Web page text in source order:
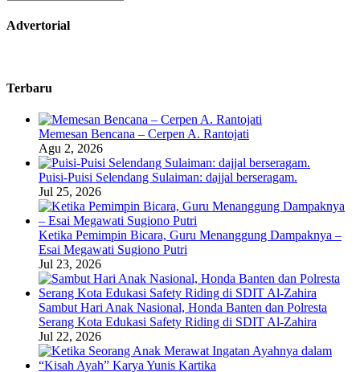
Advertorial
Terbaru
Memesan Bencana – Cerpen A. Rantojati
Agu 2, 2026
Puisi-Puisi Selendang Sulaiman: dajjal berseragam.
Jul 25, 2026
Ketika Pemimpin Bicara, Guru Menanggung Dampaknya –
Esai Megawati Sugiono Putri
Jul 23, 2026
Sambut Hari Anak Nasional, Honda Banten dan Polresta
Serang Kota Edukasi Safety Riding di SDIT Al-Zahira
Jul 22, 2026